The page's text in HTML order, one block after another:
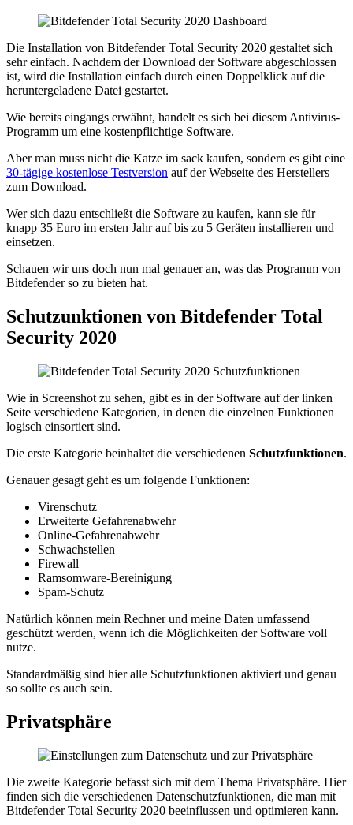
Die Installation von Bitdefender Total Security 2020 gestaltet sich
sehr einfach. Nachdem der Download der Software abgeschlossen
ist, wird die Installation einfach durch einen Doppelklick auf die
heruntergeladene Datei gestartet.
Wie bereits eingangs erwähnt, handelt es sich bei diesem Antivirus-
Programm um eine kostenpflichtige Software.
Aber man muss nicht die Katze im sack kaufen, sondern es gibt eine
30-tägige kostenlose Testversion auf der Webseite des Herstellers
zum Download.
Wer sich dazu entschließt die Software zu kaufen, kann sie für
knapp 35 Euro im ersten Jahr auf bis zu 5 Geräten installieren und
einsetzen.
Schauen wir uns doch nun mal genauer an, was das Programm von
Bitdefender so zu bieten hat.
Schutzunktionen von Bitdefender Total
Security 2020
Wie in Screenshot zu sehen, gibt es in der Software auf der linken
Seite verschiedene Kategorien, in denen die einzelnen Funktionen
logisch einsortiert sind.
Die erste Kategorie beinhaltet die verschiedenen Schutzfunktionen.
Genauer gesagt geht es um folgende Funktionen:
Virenschutz
Erweiterte Gefahrenabwehr
Online-Gefahrenabwehr
Schwachstellen
Firewall
Ramsomware-Bereinigung
Spam-Schutz
Natürlich können mein Rechner und meine Daten umfassend
geschützt werden, wenn ich die Möglichkeiten der Software voll
nutze.
Standardmäßig sind hier alle Schutzfunktionen aktiviert und genau
so sollte es auch sein.
Privatsphäre
Die zweite Kategorie befasst sich mit dem Thema Privatsphäre. Hier
finden sich die verschiedenen Datenschutzfunktionen, die man mit
Bitdefender Total Security 2020 beeinflussen und optimieren kann.